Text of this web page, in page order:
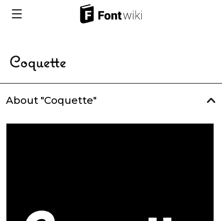
About "Coquette"